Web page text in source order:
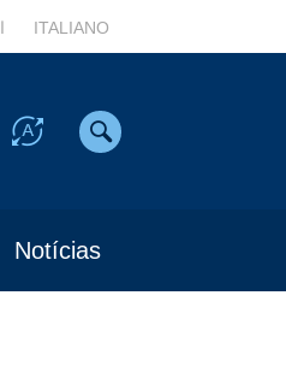
ITALIANO
Notícias